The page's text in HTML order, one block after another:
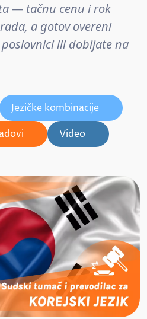
— tačnu cenu i rok
a gotov overeni
ili dobijate na
Jezičke kombinacije
Video